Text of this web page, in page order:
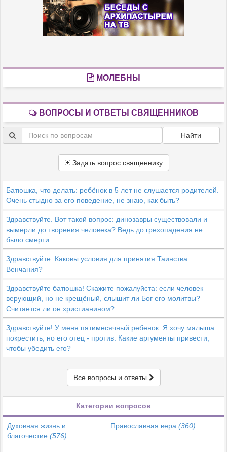
МОЛЕБНЫ
ВОПРОСЫ И ОТВЕТЫ СВЯЩЕННИКОВ
Найти
Задать вопрос священнику
Батюшка, что делать: ребёнок в 5 лет не слушается родителей.
Очень стыдно за его поведение, не знаю, как быть?
Здравствуйте. Вот такой вопрос: динозавры существовали и
вымерли до творения человека? Ведь до грехопадения не
было смерти.
Здравствуйте. Каковы условия для принятия Таинства
Венчания?
Здравствуйте батюшка! Скажите пожалуйста: если человек
верующий, но не крещёный, слышит ли Бог его молитвы?
Считается ли он христианином?
Здравствуйте! У меня пятимесячный ребенок. Я хочу малыша
покрестить, но его отец - против. Какие аргументы привести,
чтобы убедить его?
Все вопросы и ответы
Категории вопросов
Духовная жизнь и
благочестие (576)
Православная вера (360)